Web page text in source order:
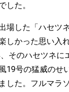
した。
場した「ハセツ
しかった思い入
そのハセツネに
19号の猛威のせ
した。フルマラ